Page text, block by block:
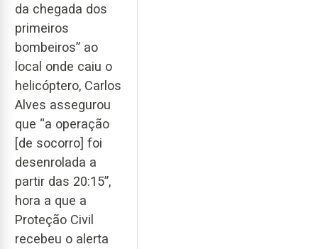
da chegada dos
primeiros
bombeiros” ao
local onde caiu o
helicóptero, Carlos
Alves assegurou
que “a operação
[de socorro] foi
desenrolada a
partir das 20:15”,
hora a que a
Proteção Civil
recebeu o alerta